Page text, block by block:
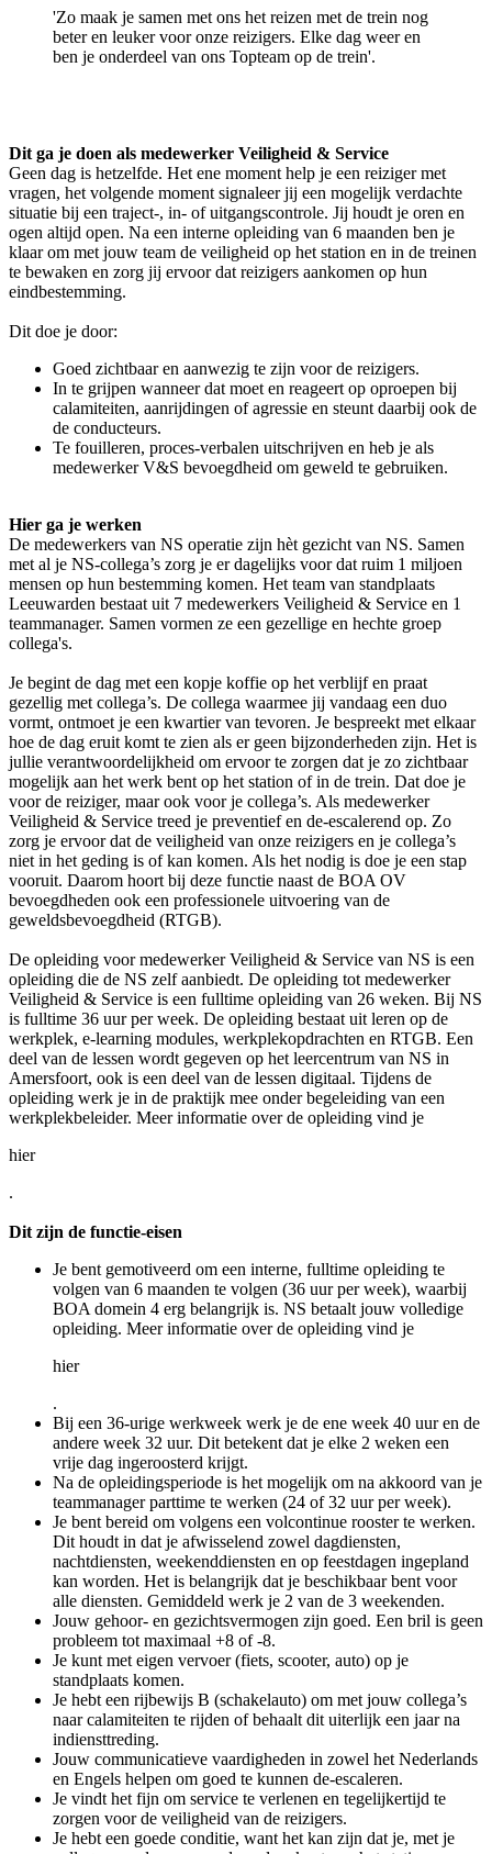
'Zo maak je samen met ons het reizen met de trein nog
beter en leuker voor onze reizigers. Elke dag weer en
ben je onderdeel van ons Topteam op de trein'.
Dit ga je doen als medewerker Veiligheid & Service
Geen dag is hetzelfde. Het ene moment help je een reiziger met
vragen, het volgende moment signaleer jij een mogelijk verdachte
situatie bij een traject-, in- of uitgangscontrole. Jij houdt je oren en
ogen altijd open. Na een interne opleiding van 6 maanden ben je
klaar om met jouw team de veiligheid op het station en in de treinen
te bewaken en zorg jij ervoor dat reizigers aankomen op hun
eindbestemming.
Dit doe je door:
Goed zichtbaar en aanwezig te zijn voor de reizigers.
In te grijpen wanneer dat moet en reageert op oproepen bij
calamiteiten, aanrijdingen of agressie en steunt daarbij ook de
de conducteurs.
Te fouilleren, proces-verbalen uitschrijven en heb je als
medewerker V&S bevoegdheid om geweld te gebruiken.
Hier ga je werken
De medewerkers van NS operatie zijn hèt gezicht van NS. Samen
met al je NS-collega’s zorg je er dagelijks voor dat ruim 1 miljoen
mensen op hun bestemming komen. Het team van standplaats
Leeuwarden bestaat uit 7 medewerkers Veiligheid & Service en 1
teammanager. Samen vormen ze een gezellige en hechte groep
collega's.
Je begint de dag met een kopje koffie op het verblijf en praat
gezellig met collega’s. De collega waarmee jij vandaag een duo
vormt, ontmoet je een kwartier van tevoren. Je bespreekt met elkaar
hoe de dag eruit komt te zien als er geen bijzonderheden zijn. Het is
jullie verantwoordelijkheid om ervoor te zorgen dat je zo zichtbaar
mogelijk aan het werk bent op het station of in de trein. Dat doe je
voor de reiziger, maar ook voor je collega’s. Als medewerker
Veiligheid & Service treed je preventief en de-escalerend op. Zo
zorg je ervoor dat de veiligheid van onze reizigers en je collega’s
niet in het geding is of kan komen. Als het nodig is doe je een stap
vooruit. Daarom hoort bij deze functie naast de BOA OV
bevoegdheden ook een professionele uitvoering van de
geweldsbevoegdheid (RTGB).
De opleiding voor medewerker Veiligheid & Service van NS is een
opleiding die de NS zelf aanbiedt. De opleiding tot medewerker
Veiligheid & Service is een fulltime opleiding van 26 weken. Bij NS
is fulltime 36 uur per week. De opleiding bestaat uit leren op de
werkplek, e-learning modules, werkplekopdrachten en RTGB. Een
deel van de lessen wordt gegeven op het leercentrum van NS in
Amersfoort, ook is een deel van de lessen digitaal. Tijdens de
opleiding werk je in de praktijk mee onder begeleiding van een
werkplekbeleider. Meer informatie over de opleiding vind je
hier
.
Dit zijn de functie-eisen
Je bent gemotiveerd om een interne, fulltime opleiding te
volgen van 6 maanden te volgen (36 uur per week), waarbij
BOA domein 4 erg belangrijk is. NS betaalt jouw volledige
opleiding. Meer informatie over de opleiding vind je
hier
.
Bij een 36-urige werkweek werk je de ene week 40 uur en de
andere week 32 uur. Dit betekent dat je elke 2 weken een
vrije dag ingeroosterd krijgt.
Na de opleidingsperiode is het mogelijk om na akkoord van je
teammanager parttime te werken (24 of 32 uur per week).
Je bent bereid om volgens een volcontinue rooster te werken.
Dit houdt in dat je afwisselend zowel dagdiensten,
nachtdiensten, weekenddiensten en op feestdagen ingepland
kan worden. Het is belangrijk dat je beschikbaar bent voor
alle diensten. Gemiddeld werk je 2 van de 3 weekenden.
Jouw gehoor- en gezichtsvermogen zijn goed. Een bril is geen
probleem tot maximaal +8 of -8.
Je kunt met eigen vervoer (fiets, scooter, auto) op je
standplaats komen.
Je hebt een rijbewijs B (schakelauto) om met jouw collega’s
naar calamiteiten te rijden of behaalt dit uiterlijk een jaar na
indiensttreding.
Jouw communicatieve vaardigheden in zowel het Nederlands
en Engels helpen om goed te kunnen de-escaleren.
Je vindt het fijn om service te verlenen en tegelijkertijd te
zorgen voor de veiligheid van de reizigers.
Je hebt een goede conditie, want het kan zijn dat je, met je